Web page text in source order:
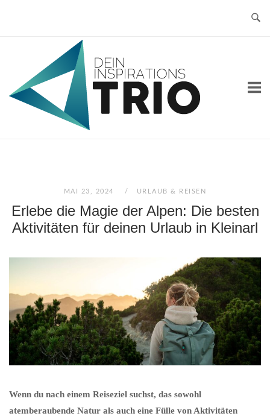
MAI 23, 2024 URLAUB & REISEN
Erlebe die Magie der Alpen: Die besten
Aktivitäten für deinen Urlaub in Kleinarl
Wenn du nach einem Reiseziel suchst, das sowohl
atemberaubende Natur als auch eine Fülle von Aktivitäten